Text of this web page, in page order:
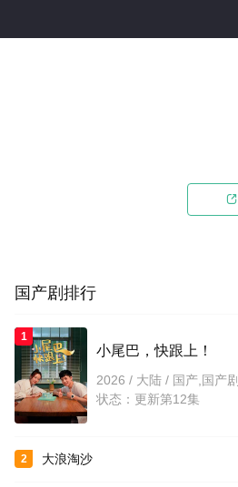

国产剧排行
1
小尾巴，快跟上！
2026 / 大陆 / 国产,国产剧
状态：更新第12集
2 大浪淘沙